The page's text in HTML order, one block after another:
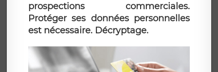
prospections commerciales.
Protéger ses données personnelles
est nécessaire. Décryptage.